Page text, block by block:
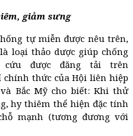
giảm sưng
tự miễn được nêu trên,
loại thảo dược giúp chống
cứu được đăng tải trên
chính thức của Hội liên hiệp
Bắc Mỹ cho biết: Khi thử
hy thiêm thể hiện đặc tính
mạnh (tương đương với